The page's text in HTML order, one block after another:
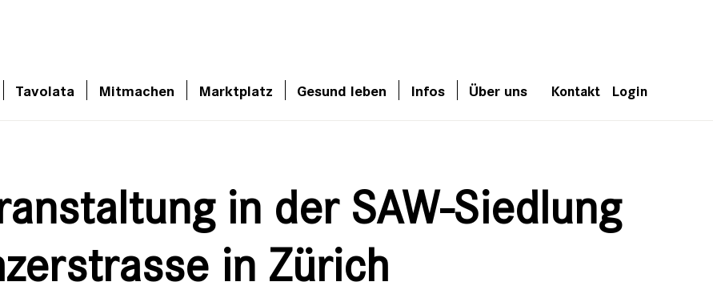
Tavolata Mitmachen Marktplatz Gesund leben Infos Über uns Kontakt Login
in der SAW-Siedlung
in Zürich